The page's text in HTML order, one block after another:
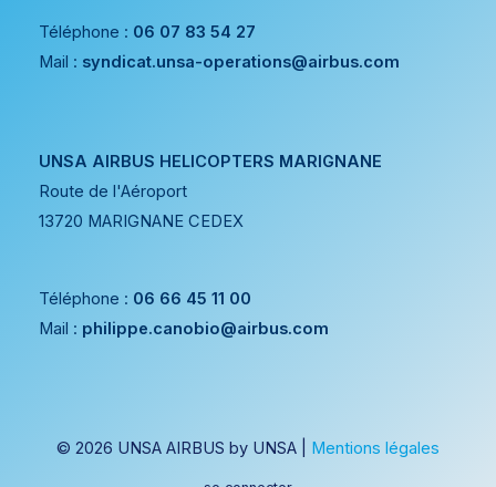
Téléphone : 06 07 83 54 27
Mail : syndicat.unsa-operations@airbus.com
UNSA AIRBUS HELICOPTERS MARIGNANE
Route de l'Aéroport
13720 MARIGNANE CEDEX
Téléphone : 06 66 45 11 00
Mail : philippe.canobio@airbus.com
© 2026 UNSA AIRBUS by UNSA | Mentions légales